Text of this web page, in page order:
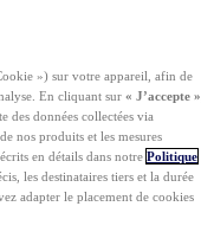
») sur votre appareil, afin de
En cliquant sur « J’accepte »
des données collectées via
nos produits et les mesures
en détails dans notre Politique
les destinataires tiers et la durée
adapter le placement de cookies